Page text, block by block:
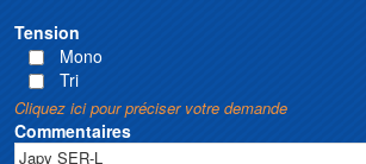
Tension
Mono
Tri
Cliquez ici pour préciser votre demande
Commentaires